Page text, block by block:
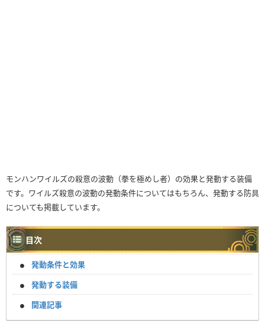
モンハンワイルズの殺意の波動（拳を極めし者）の効果と発動する装備
です。ワイルズ殺意の波動の発動条件についてはもちろん、発動する防具
についても掲載しています。
目次
発動条件と効果
発動する装備
関連記事